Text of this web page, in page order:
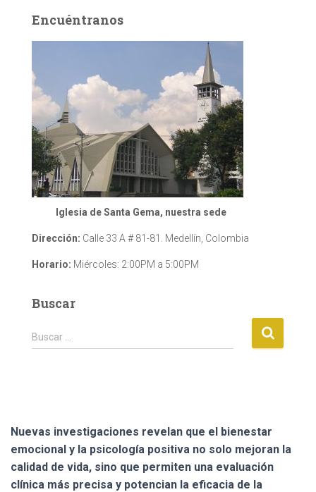
Encuéntranos
Iglesia de Santa Gema, nuestra sede
Dirección: Calle 33 A # 81-81. Medellín, Colombia
Horario: Miércoles: 2:00PM a 5:00PM
Buscar
B
u
Buscar …
Nuevas investigaciones revelan que el bienestar
emocional y la psicología positiva no solo mejoran la
calidad de vida, sino que permiten una evaluación
clínica más precisa y potencian la eficacia de la